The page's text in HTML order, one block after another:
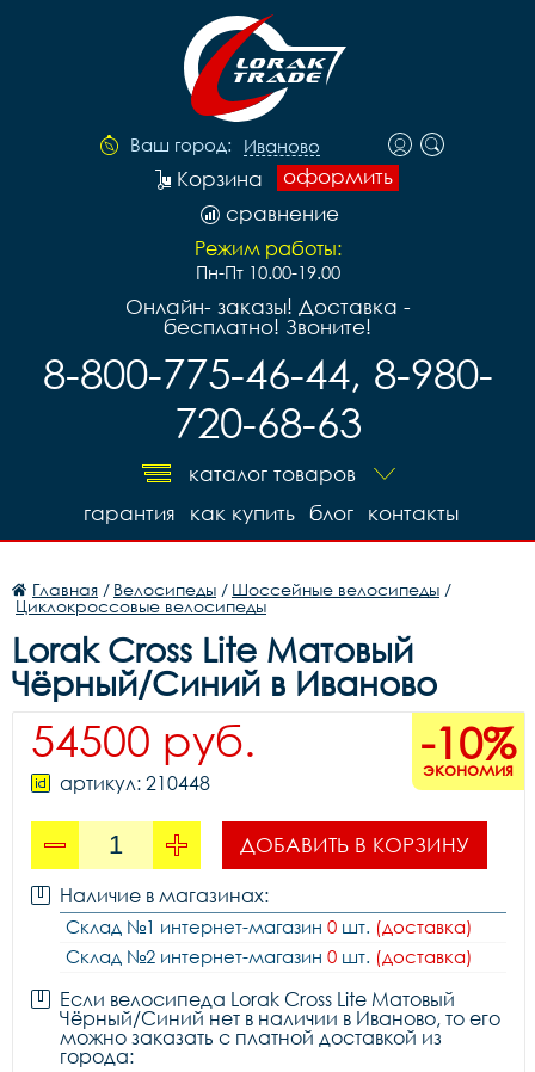
Ваш город: Иваново
оформить
Корзина
сравнение
Режим работы:
Пн-Пт 10.00-19.00
Онлайн- заказы! Доставка -
бесплатно! Звоните!
8-800-775-46-44, 8-980-
720-68-63
каталог товаров
контакты
блог
как купить
гарантия
Главная / Велосипеды / Шоссейные велосипеды /
Циклокроссовые велосипеды
Lorak Cross Lite Матовый
Чёрный/Синий в Иваново
-10%
экономия
54500 руб.
артикул: 210448
ДОБАВИТЬ В КОРЗИНУ
Наличие в магазинах:
Склад №1 интернет-магазин 0 шт. (доставка)
Склад №2 интернет-магазин 0 шт. (доставка)
Если велосипеда Lorak Cross Lite Матовый
Чёрный/Синий нет в наличии в Иваново, то его
можно заказать с платной доставкой из
города: